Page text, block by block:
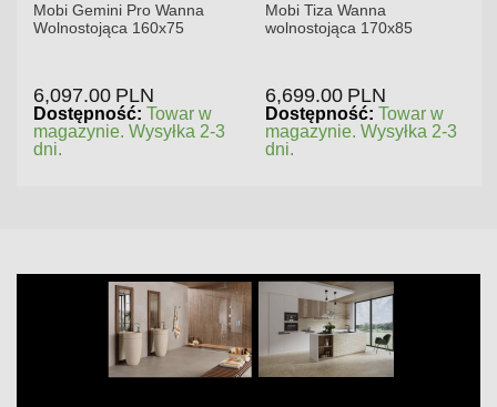
Mobi Gemini Pro Wanna
Wolnostojąca 160x75
6,097.00 PLN
Dostępność: Towar w
magazynie. Wysyłka 2-3
dni.
Mobi Tiza Wanna
wolnostojąca 170x85
6,699.00 PLN
Dostępność: Towar w
magazynie. Wysyłka 2-3
dni.